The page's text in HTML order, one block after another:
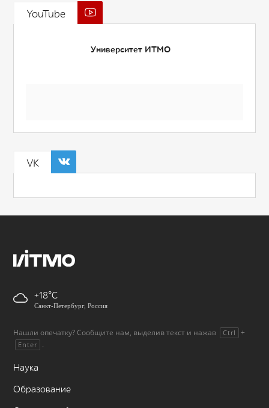
YouTube
Университет ИТМО
VK
+18
Санкт-Петербург, Россия
Нашли опечатку? Сообщите нам, выделив текст и нажав Ctrl +
Enter .
Наука
Образование